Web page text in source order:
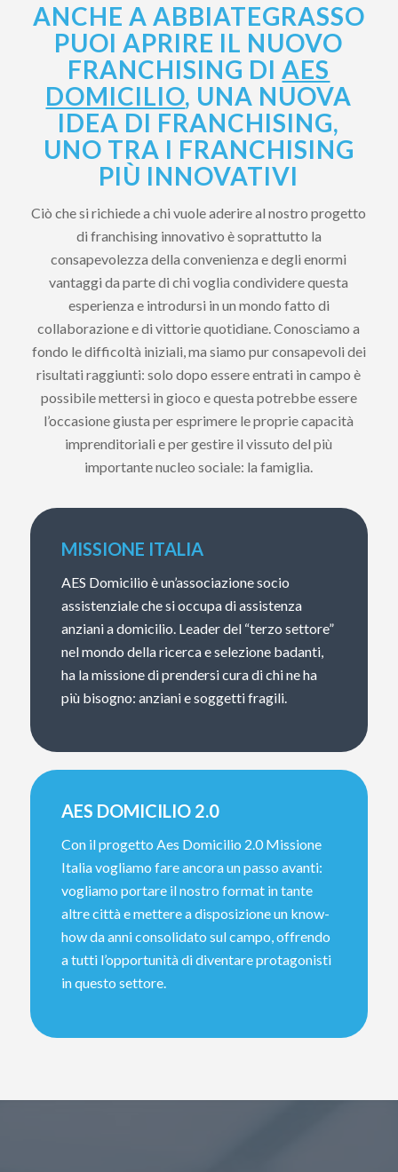
ANCHE A ABBIATEGRASSO
PUOI APRIRE IL NUOVO
FRANCHISING DIAES
DOMICILIO, UNA NUOVA
IDEA DI FRANCHISING,
UNO TRA I FRANCHISING
PIÙ INNOVATIVI
Ciò che si richiede a chi vuole aderire al nostro progetto
di franchising innovativo è soprattutto la
consapevolezza della convenienza e degli enormi
vantaggi da parte di chi voglia condividere questa
esperienza e introdursi in un mondo fatto di
collaborazione e di vittorie quotidiane. Conosciamo a
fondo le difficoltà iniziali, ma siamo pur consapevoli dei
risultati raggiunti: solo dopo essere entrati in campo è
possibile mettersi in gioco e questa potrebbe essere
l’occasione giusta per esprimere le proprie capacità
imprenditoriali e per gestire il vissuto del più
importante nucleo sociale: la famiglia.
MISSIONE ITALIA
AES Domicilio è un’associazione socio
assistenziale che si occupa di assistenza
anziani a domicilio. Leader del “terzo settore”
nel mondo della ricerca e selezione badanti,
ha la missione di prendersi cura di chi ne ha
più bisogno: anziani e soggetti fragili.
AES DOMICILIO 2.0
Con il progetto Aes Domicilio 2.0 Missione
Italia vogliamo fare ancora un passo avanti:
vogliamo portare il nostro format in tante
altre città e mettere a disposizione un know-
how da anni consolidato sul campo, offrendo
a tutti l’opportunità di diventare protagonisti
in questo settore.